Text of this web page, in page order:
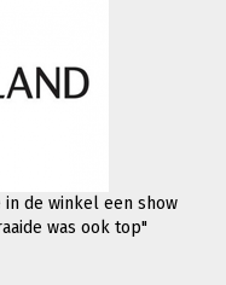
de winkel een show
was ook top"